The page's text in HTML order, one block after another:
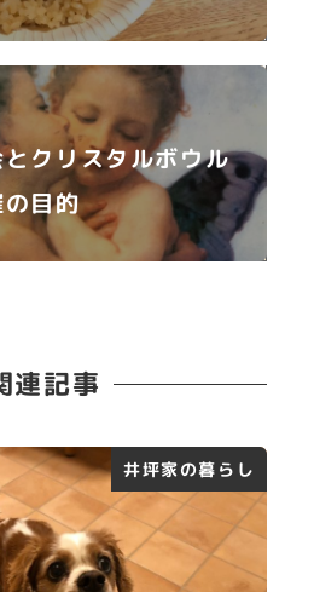
クリスタルボウル
目的
連記事
井坪家の暮らし